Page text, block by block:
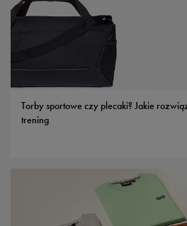
Torby sportowe czy plecaki? Jakie
trening